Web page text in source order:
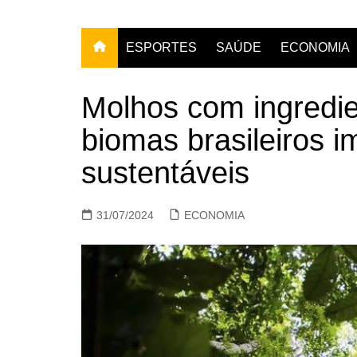
ESPORTES SAÚDE ECONOMIA
Molhos com
biomas brasileiros
sustentáveis
31/07/2024 ECONOMIA